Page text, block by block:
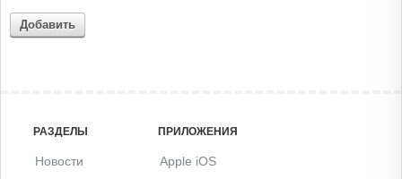
Добавить
РАЗДЕЛЫ
Новости
ПРИЛОЖЕНИЯ
Apple iOS